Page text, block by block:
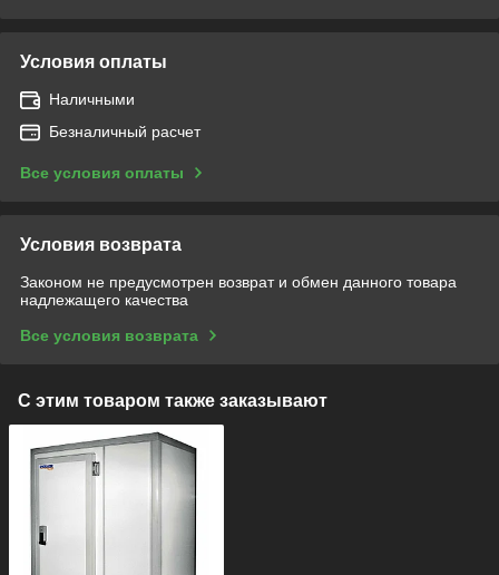
Условия оплаты
Наличными
Безналичный расчет
Все условия оплаты
Условия возврата
Законом не предусмотрен возврат и обмен данного товара
надлежащего качества
Все условия возврата
С этим товаром также заказывают